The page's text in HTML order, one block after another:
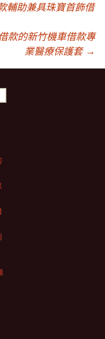
輔助兼具珠寶首飾借
款的新竹機車借款專
業醫療保護套 →